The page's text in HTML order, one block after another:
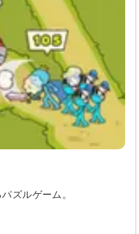
ズルゲーム。